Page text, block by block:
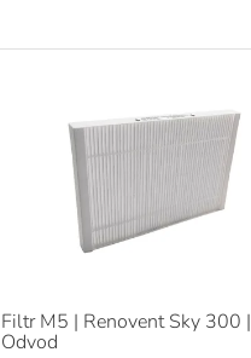
Filtr M5 | Renovent Sky 300 |
Odvod